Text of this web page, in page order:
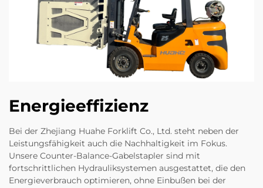
Energieeffizienz
Bei der Zhejiang Huahe Forklift Co., Ltd. steht neben der
Leistungsfähigkeit auch die Nachhaltigkeit im Fokus.
Unsere Counter-Balance-Gabelstapler sind mit
fortschrittlichen Hydrauliksystemen ausgestattet, die den
Energieverbrauch optimieren, ohne Einbußen bei der